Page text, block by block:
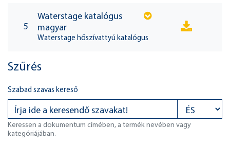
5
Waterstage katalógus
magyar
Waterstage hőszívattyú katalógus
Szűrés
Szabad szavas kereső
Keressen a dokumentum címében, a termék nevében vagy
kategóriájában.